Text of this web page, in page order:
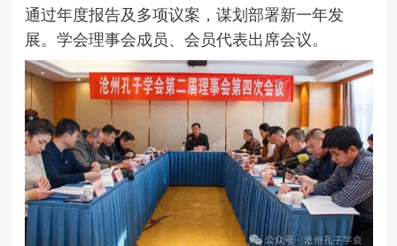
通过年度报告及多项议案，谋划部署新一年发
展。学会理事会成员、会员代表出席会议。